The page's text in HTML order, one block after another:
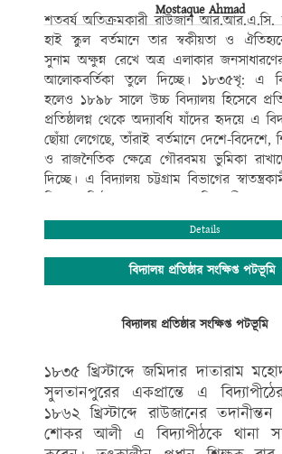
Mostaque Ahmad
শতবর্ষ অতিক্রমকারী রাউজান আর.আর.এ.সি.
হাই স্কুল বর্তমানে তার স্বকীয়তা ও
সুনাম অক্ষুন্ন রেখে অত্র এলাকার
আলোকবর্তিকা তুলে দিচ্ছে। ১৮৩৫খৃ: এ
হলেও ১৮৯৮ সালে উচ্চ বিদ্যালয় হিসেবে
প্রতিষ্ঠালগ্ন থেকে অদ্যাবধি যাঁদের হৃদয়ে এ
ছোঁয়া লেগেছে, তাঁরাই বর্তমানে দেশে-বিদেশে,
ও রাজনৈতিক ক্ষেত্রে গৌরবময় ভুমিকা
দিচ্ছে। এ বিদ্যালয় চট্টগ্রাম বিভাগের
শিক্ষা প্রতিষ্ঠান গুলোর মধ্যে অতি প্রাচীনতম।
আধুনিক যুগপোযোগী ও মানসম্মত শিক্ষাদানে
সীমাবদ্ধ তা নয়,বই কেন্দ্রিক শিক্ষার
সহ-পাঠ ক্রমিক শিক্ষাকে অত্যন্ত গুরুত্ব
বিদ্যালয়ের সুশৃংখল ও সু-পরিকল্পিত
কৃতিত্বের স্বাক্ষর রেখে বিদ্যালয়ের সুনাম
ফলে গণপ্রজাতন্ত্রী বাংলাদেশ সরকারের মাননীয়
হাসিনা এর যুগান্তকারী পদক্ষেপ প্রত্যেক
একটি করে মাধ্যমিক স্কুল সরকারিকরণের
মান্যবর সাংসদ জনাব
এ .বি. এম. ফজলে করিম চৌধুরী এমপি
প্রচেষ্টায় গত ২৪/০৯/১৮ খ্রিঃ তারিখে
Details
বিদ্যালয় প্রতিষ্ঠার সংক্ষিপ্ত পটভূমি
বিদ্যালয় প্রতিষ্ঠার সংক্ষিপ্ত পটভূমি
১৮৩৫ খ্রিস্টাব্দে জমিদার দাতারাম
সুলতানপুরের একপ্রান্তে এ
১৮৬২ খ্রিস্টাব্দে রাউজানের
শোকর আলী এ বিদ্যাপীঠকে থানা